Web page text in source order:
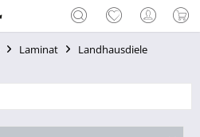
Laminat Landhausdiele